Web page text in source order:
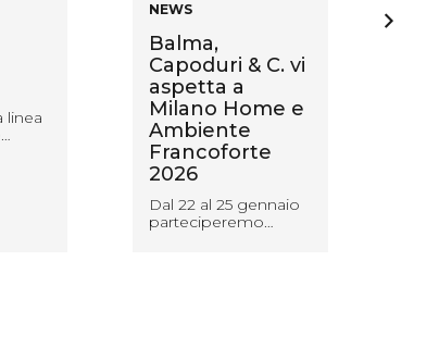
linea
NEWS
Balma,
Capoduri & C. vi
aspetta a
Milano Home e
Ambiente
Francoforte
2026
Dal 22 al 25 gennaio
parteciperemo…